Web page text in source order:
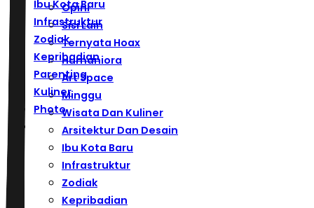
Ibu Kota Baru
Infrastruktur
Zodiak
Kepribadian
Parenting
Kuliner
Photo
Opini
Sisi Lain
Ternyata Hoax
Humaniora
Art Space
Minggu
Wisata Dan Kuliner
Arsitektur Dan Desain
Ibu Kota Baru
Infrastruktur
Zodiak
Kepribadian